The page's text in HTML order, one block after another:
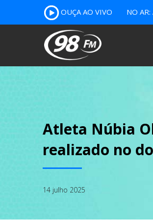
OUÇA AO VIVO
NO
Atleta Núbia
realizado no
14 julho 2025